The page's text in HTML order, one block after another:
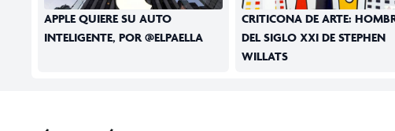
APPLE QUIERE SU AUTO
INTELIGENTE, POR @ELPAELLA
CRITICONA DE ARTE:
DEL SIGLO XXI DE STEPHEN
WILLATS